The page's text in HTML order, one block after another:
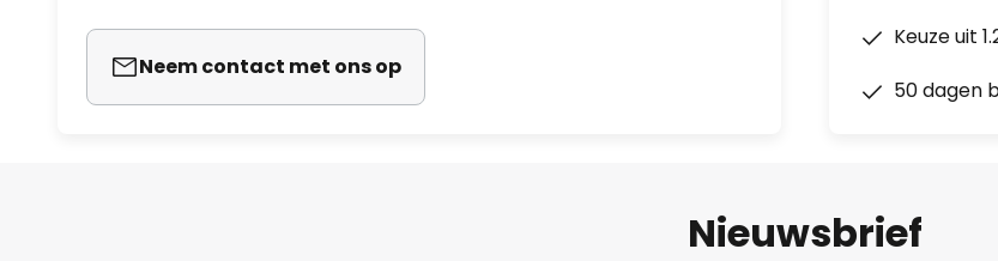
Neem contact met ons op
Keuze uit
50 dagen
Nieuwsbrief